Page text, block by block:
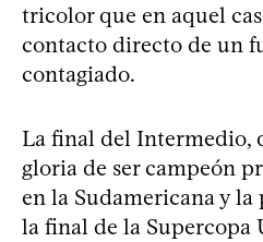
tricolor que en aquel
contacto directo de un
contagiado.
La final del Intermedio,
gloria de ser campeón
en la Sudamericana y
la final de la Supercopa